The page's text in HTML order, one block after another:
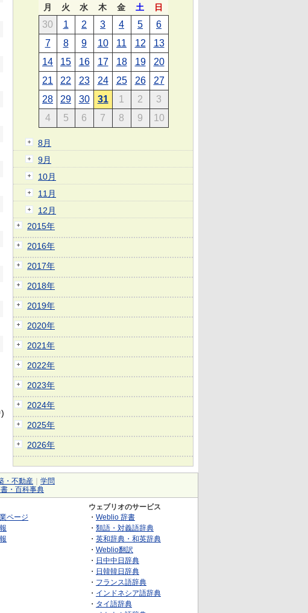
月 火 水 木 金 土 日
30 1 2 3 4 5
6
7
8 9 10 11 12
13
14
15 16 17 18 19
20
21
22 23 24 25 26
27
28
29 30 31 1 2
3
4
5 6 7 8 9 10
8月
9月
10月
11月
12月
2015年
2016年
2017年
2018年
2019年
2020年
2021年
2022年
2023年
2024年
2025年
2026年
・不動産
学問
・百科事典
ページ
ウェブリオのサービス
・ Weblio 辞書
・ 類語・対義語辞典
・ 英和辞典・和英辞典
・ Weblio翻訳
・ 日中中日辞典
・ 日韓韓日辞典
・ フランス語辞典
・ インドネシア語辞典
・ タイ語辞典